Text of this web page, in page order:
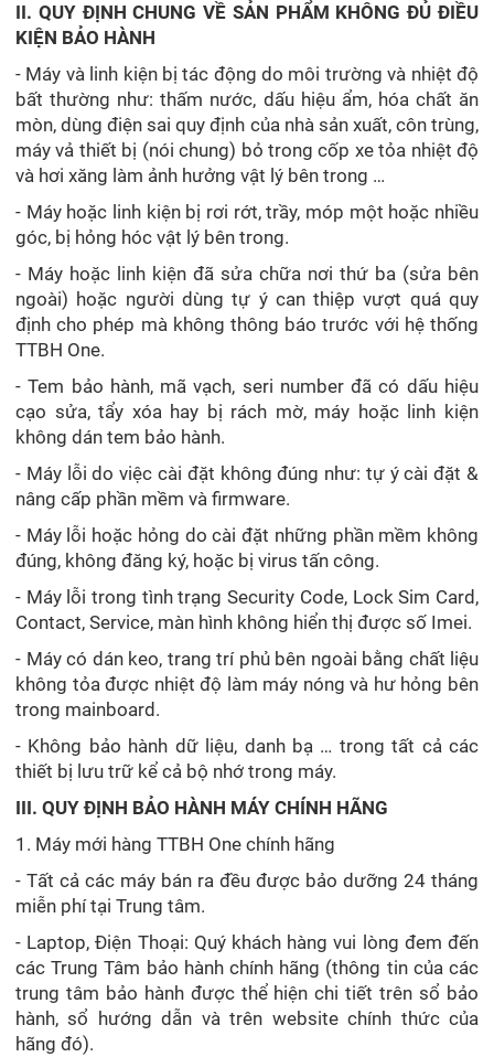
II. QUY ĐỊNH CHUNG VỀ SẢN PHẨM KHÔNG ĐỦ ĐIỀU
KIỆN BẢO HÀNH
- Máy và linh kiện bị tác động do môi trường và nhiệt độ
bất thường như: thấm nước, dấu hiệu ẩm, hóa chất ăn
mòn, dùng điện sai quy định của nhà sản xuất, côn trùng,
máy vả thiết bị (nói chung) bỏ trong cốp xe tỏa nhiệt độ
và hơi xăng làm ảnh hưởng vật lý bên trong …
- Máy hoặc linh kiện bị rơi rớt, trầy, móp một hoặc nhiều
góc, bị hỏng hóc vật lý bên trong.
- Máy hoặc linh kiện đã sửa chữa nơi thứ ba (sửa bên
ngoài) hoặc người dùng tự ý can thiệp vượt quá quy
định cho phép mà không thông báo trước với hệ thống
TTBH One.
- Tem bảo hành, mã vạch, seri number đã có dấu hiệu
cạo sửa, tẩy xóa hay bị rách mờ, máy hoặc linh kiện
không dán tem bảo hành.
- Máy lỗi do việc cài đặt không đúng như: tự ý cài đặt &
nâng cấp phần mềm và firmware.
- Máy lỗi hoặc hỏng do cài đặt những phần mềm không
đúng, không đăng ký, hoặc bị virus tấn công.
- Máy lỗi trong tình trạng Security Code, Lock Sim Card,
Contact, Service, màn hình không hiển thị được số Imei.
- Máy có dán keo, trang trí phủ bên ngoài bằng chất liệu
không tỏa được nhiệt độ làm máy nóng và hư hỏng bên
trong mainboard.
- Không bảo hành dữ liệu, danh bạ … trong tất cả các
thiết bị lưu trữ kể cả bộ nhớ trong máy.
III. QUY ĐỊNH BẢO HÀNH MÁY CHÍNH HÃNG
1. Máy mới hàng TTBH One chính hãng
- Tất cả các máy bán ra đều được bảo dưỡng 24 tháng
miễn phí tại Trung tâm.
- Laptop, Điện Thoại: Quý khách hàng vui lòng đem đến
các Trung Tâm bảo hành chính hãng (thông tin của các
trung tâm bảo hành được thể hiện chi tiết trên sổ bảo
hành, sổ hướng dẫn và trên website chính thức của
hãng đó).